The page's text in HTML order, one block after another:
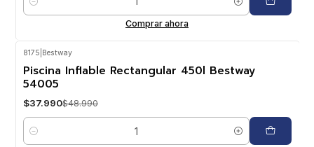
Cantidad
Comprar ahora
-22% OFF
8175 Bestway
Piscina Inflable Rectangular 450l Bestway
54005
$37.990$48.990
Cantidad